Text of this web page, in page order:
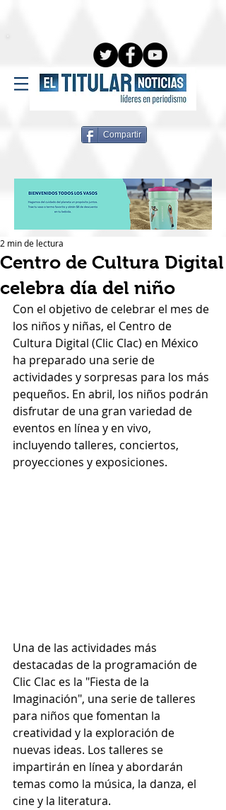
Compartir
Centro de Cultura Digital
celebra día del niño
2 min de lectura
Con el objetivo de celebrar el mes de
los niños y niñas, el Centro de
Cultura Digital (Clic Clac) en México
ha preparado una serie de
actividades y sorpresas para los más
pequeños. En abril, los niños podrán
disfrutar de una gran variedad de
eventos en línea y en vivo,
incluyendo talleres, conciertos,
proyecciones y exposiciones.
Una de las actividades más
destacadas de la programación de
Clic Clac es la "Fiesta de la
Imaginación", una serie de talleres
para niños que fomentan la
creatividad y la exploración de
nuevas ideas. Los talleres se
impartirán en línea y abordarán
temas como la música, la danza, el
cine y la literatura.